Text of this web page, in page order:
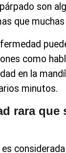
son
que
como
en la
minutos.
rara